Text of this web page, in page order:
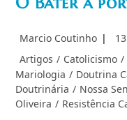
Autor
post:
Marcio Coutinho
Categoria
do
post:
Artigos / Catolicismo /
Mariologia / Doutrina
Doutrinária / Nossa
Oliveira / Resistência